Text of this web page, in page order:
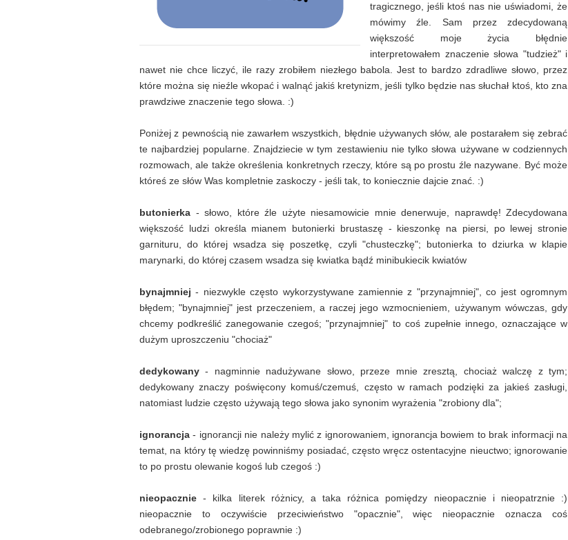
tragicznego, jeśli ktoś nas nie uświadomi, że
mówimy źle. Sam przez zdecydowaną
większość moje życia błędnie
interpretowałem znaczenie słowa "tudzież" i
nawet nie chce liczyć, ile razy zrobiłem niezłego babola. Jest to bardzo zdradliwe słowo, przez
które można się nieźle wkopać i walnąć jakiś kretynizm, jeśli tylko będzie nas słuchał ktoś, kto zna
prawdziwe znaczenie tego słowa. :)
Poniżej z pewnością nie zawarłem wszystkich, błędnie używanych słów, ale postarałem się zebrać
te najbardziej popularne. Znajdziecie w tym zestawieniu nie tylko słowa używane w codziennych
rozmowach, ale także określenia konkretnych rzeczy, które są po prostu źle nazywane. Być może
któreś ze słów Was kompletnie zaskoczy - jeśli tak, to koniecznie dajcie znać. :)
butonierka - słowo, które źle użyte niesamowicie mnie denerwuje, naprawdę! Zdecydowana
większość ludzi określa mianem butonierki brustaszę - kieszonkę na piersi, po lewej stronie
garnituru, do której wsadza się poszetkę, czyli "chusteczkę"; butonierka to dziurka w klapie
marynarki, do której czasem wsadza się kwiatka bądź minibukiecik kwiatów
bynajmniej - niezwykle często wykorzystywane zamiennie z "przynajmniej", co jest ogromnym
błędem; "bynajmniej" jest przeczeniem, a raczej jego wzmocnieniem, używanym wówczas, gdy
chcemy podkreślić zanegowanie czegoś; "przynajmniej" to coś zupełnie innego, oznaczające w
dużym uproszczeniu "chociaż"
dedykowany - nagminnie nadużywane słowo, przeze mnie zresztą, chociaż walczę z tym;
dedykowany znaczy poświęcony komuś/czemuś, często w ramach podzięki za jakieś zasługi,
natomiast ludzie często używają tego słowa jako synonim wyrażenia "zrobiony dla";
ignorancja - ignorancji nie należy mylić z ignorowaniem, ignorancja bowiem to brak informacji na
temat, na który tę wiedzę powinniśmy posiadać, często wręcz ostentacyjne nieuctwo; ignorowanie
to po prostu olewanie kogoś lub czegoś :)
nieopacznie - kilka literek różnicy, a taka różnica pomiędzy nieopacznie i nieopatrznie :)
nieopacznie to oczywiście przeciwieństwo "opacznie", więc nieopacznie oznacza coś
odebranego/zrobionego poprawnie :)